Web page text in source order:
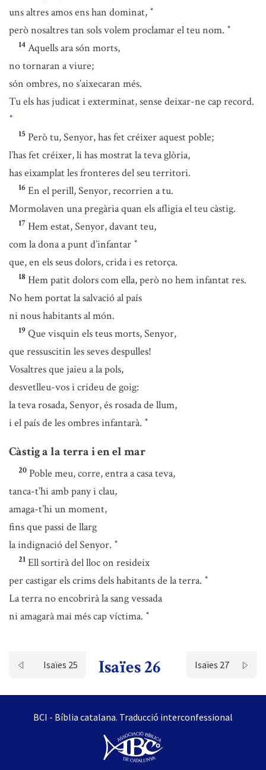
uns altres amos ens han dominat, *
però nosaltres tan sols volem proclamar el teu nom. *
14 Aquells ara són morts,
no tornaran a viure;
són ombres, no s’aixecaran més.
Tu els has judicat i exterminat, sense deixar-ne cap record.
*
15 Però tu, Senyor, has fet créixer aquest poble;
l’has fet créixer, li has mostrat la teva glòria,
has eixamplat les fronteres del seu territori.
16 En el perill, Senyor, recorrien a tu.
Mormolaven una pregària quan els afligia el teu càstig.
17 Hem estat, Senyor, davant teu,
com la dona a punt d’infantar *
que, en els seus dolors, crida i es retorça.
18 Hem patit dolors com ella, però no hem infantat res.
No hem portat la salvació al país
ni nous habitants al món.
19 Que visquin els teus morts, Senyor,
que ressuscitin les seves despulles!
Vosaltres que jaieu a la pols,
desvetlleu-vos i crideu de goig:
la teva rosada, Senyor, és rosada de llum,
i el país de les ombres infantarà. *
Càstig a la terra i en el mar
20 Poble meu, corre, entra a casa teva,
tanca-t’hi amb pany i clau,
amaga-t’hi un moment,
fins que passi de llarg
la indignació del Senyor. *
21 Ell sortirà del lloc on resideix
per castigar els crims dels habitants de la terra. *
La terra no encobrirà la sang vessada
ni amagarà mai més cap víctima. *
Isaïes 25 Isaïes 26 Isaïes 27
BCI - Bíblia catalana. Traducció interconfessional